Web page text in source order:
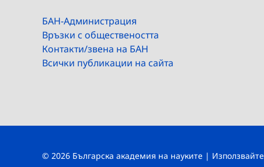
БАН-Администрация
Връзки с обществеността
Контакти/звена на БАН
Всички публикации на сайта
© 2026 Българска академия на науките | Използвайте